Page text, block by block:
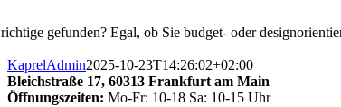
gefunden? Egal, ob Sie budget- oder
KaprelAdmin2025-10-23T14:26:02+02:00
Bleichstraße 17, 60313 Frankfurt am Main
Öffnungszeiten: Mo-Fr: 10-18 Sa: 10-15 Uhr